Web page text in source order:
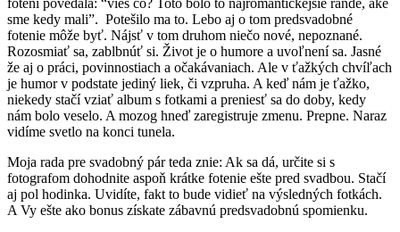
fotení povedala: “vieš čo? Toto bolo to najromantickejšie rande, aké
sme kedy mali”. Potešilo ma to. Lebo aj o tom predsvadobné
fotenie môže byť. Nájsť v tom druhom niečo nové, nepoznané.
Rozosmiať sa, zablbnúť si. Život je o humore a uvoľnení sa. Jasné
že aj o práci, povinnostiach a očakávaniach. Ale v ťažkých chvíľach
je humor v podstate jediný liek, či vzpruha. A keď nám je ťažko,
niekedy stačí vziať album s fotkami a preniesť sa do doby, kedy
nám bolo veselo. A mozog hneď zaregistruje zmenu. Prepne. Naraz
vidíme svetlo na konci tunela.
Moja rada pre svadobný pár teda znie: Ak sa dá, určite si s
fotografom dohodnite aspoň krátke fotenie ešte pred svadbou. Stačí
aj pol hodinka. Uvidíte, fakt to bude vidieť na výsledných fotkách.
A Vy ešte ako bonus získate zábavnú predsvadobnú spomienku.